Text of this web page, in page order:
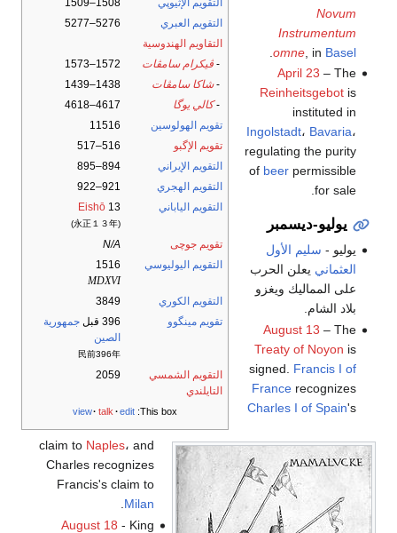
التقويم الإثيوپي
1508–1509
التقويم العبري
5276–5277
التقاويم الهندوسية
- ڤيكرام سامڤات
1572–1573
-شاكا سامڤات
1438–1439
-كالي يوگا
4617–4618
تقويم الهولوسين
11516
تقويم الإگبو
516–517
التقويم الإيراني
894–895
التقويم الهجري
921–922
التقويم الياباني
Eishō 13
(永正１３年)
تقويم جوچى
N/A
التقويم اليوليوسي
1516
MDXVI
التقويم الكوري
3849
تقويم مينگوو
396 قبل
جمهورية
الصين
民前396年
التقويم الشمسي
التايلندي
2059
This box:
view talk edit
Novum
Instrumentum
omne, in Basel
April 23 – The
Reinheitsgebotis
instituted in
Ingolstadt، Bavaria،
regulating the purity
of beerpermissible
for sale.
يوليو-ديسمبر
يوليو - سليم الأول
العثماني يعلن الحرب
على المماليك ويغزو
بلاد الشام.
August 13 – The
Treaty of Noyon is
signed. Francis I of
Francerecognizes
Charles I of Spain's
claim to Naples، and
Charles recognizes
Francis's claim to
Milan
.
August 18 - King